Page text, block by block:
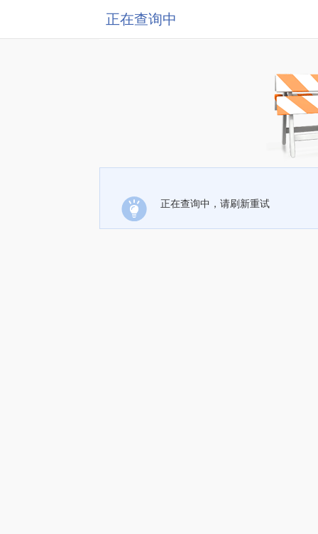
正在查询中
正在查询中，请刷新重试